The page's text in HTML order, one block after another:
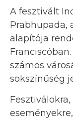
A fesztivált
Prabhupada,
alapítója
számos
sokszínűség